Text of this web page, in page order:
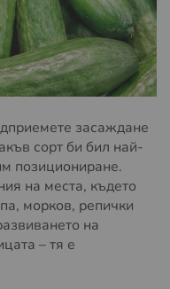
засаждане
сорт би бил най-
позициониране.
на места, където
морков, репички
на
– тя е